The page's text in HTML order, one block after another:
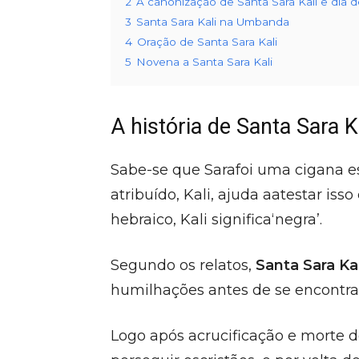
3 Santa Sara Kali na Umbanda
4 Oração de Santa Sara Kali
5 Novena a Santa Sara Kali
A história de Santa Sara
Sabe-se que Sarafoi uma cigana
atribuído, Kali, ajuda aatestar
hebraico, Kali significa‘negra’.
Segundo os relatos, Santa Sara
humilhações antes de se
Logo após acrucificação e morte